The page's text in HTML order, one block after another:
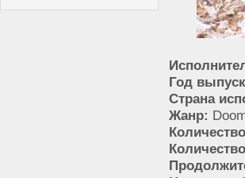
Год
Страна
Жанр: